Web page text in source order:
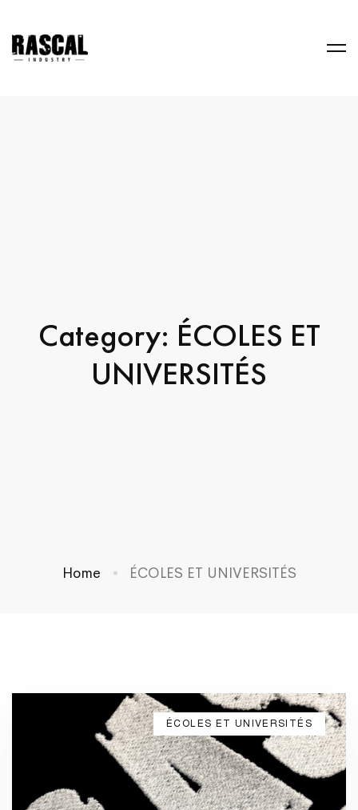
Category: ÉCOLES ET
UNIVERSITÉS
Home ÉCOLES ET UNIVERSITÉS
ÉCOLES ET UNIVERSITÉS